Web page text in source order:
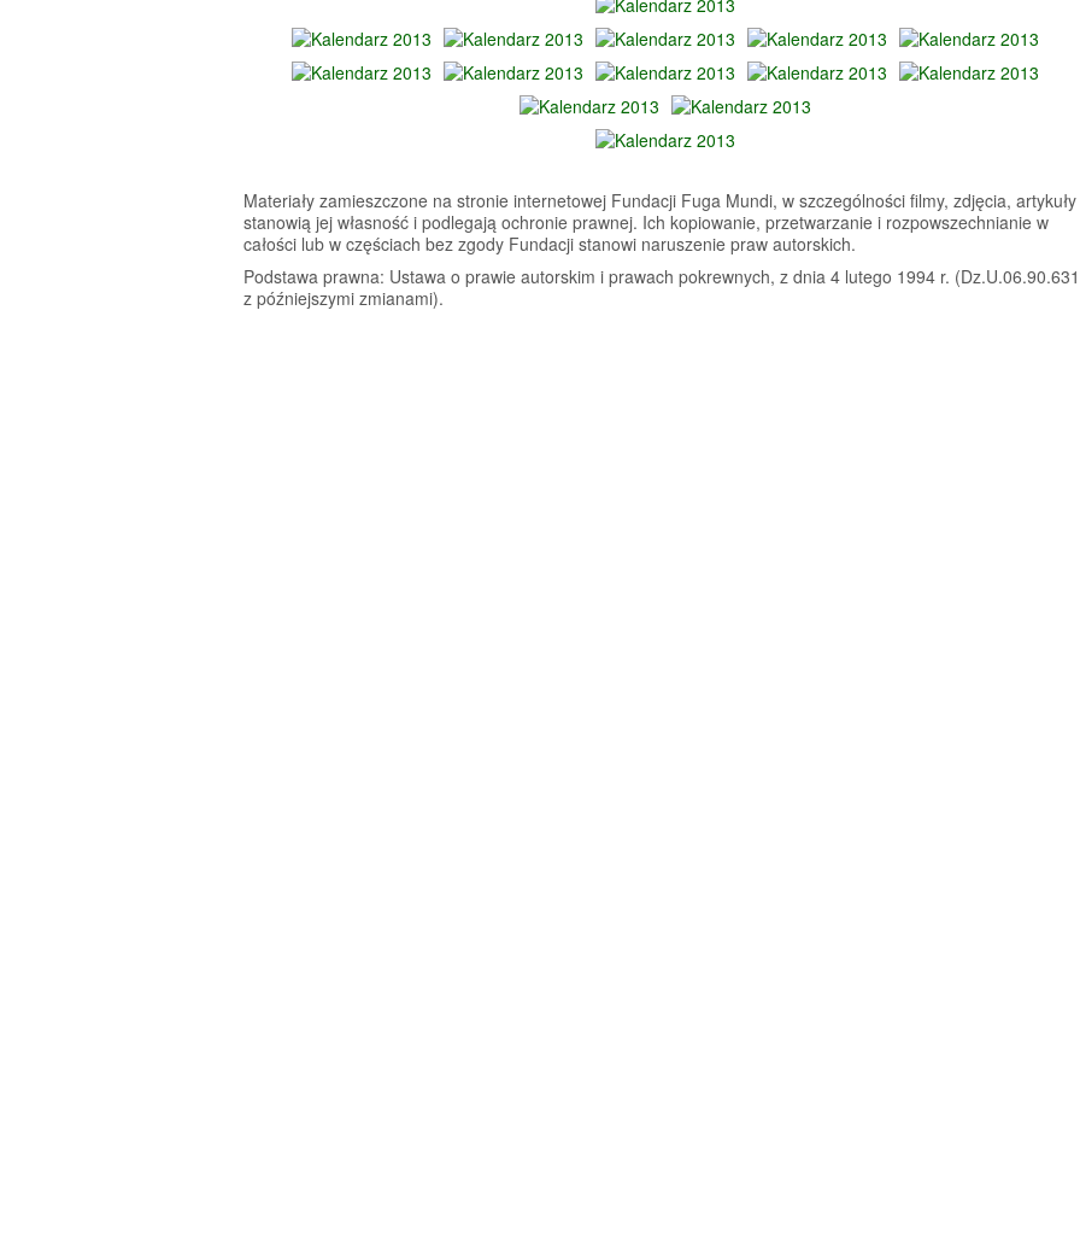
Materiały zamieszczone na stronie internetowej Fundacji Fuga Mundi, w szczególności filmy, zdjęcia, artykuły
stanowią jej własność i podlegają ochronie prawnej. Ich kopiowanie, przetwarzanie i rozpowszechnianie w
całości lub w częściach bez zgody Fundacji stanowi naruszenie praw autorskich.
Podstawa prawna: Ustawa o prawie autorskim i prawach pokrewnych, z dnia 4 lutego 1994 r.
z późniejszymi zmianami).